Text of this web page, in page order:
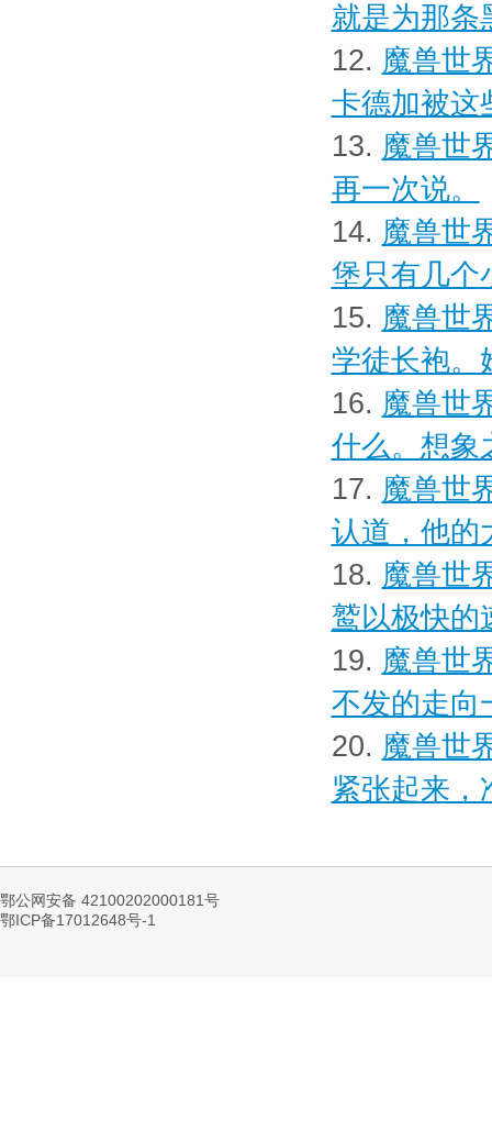
就是为那条
12. 魔兽世
卡德加被这
13. 魔兽世
再一次说。
14. 魔兽世
堡只有几个
15. 魔兽世
学徒长袍。
16. 魔兽世
什么。想象
17. 魔兽世
认道，他的
18. 魔兽世
鹫以极快的
19. 魔兽世
不发的走向
20. 魔兽世
紧张起来，
鄂公网安备 42100202000181号
鄂ICP备17012648号-1